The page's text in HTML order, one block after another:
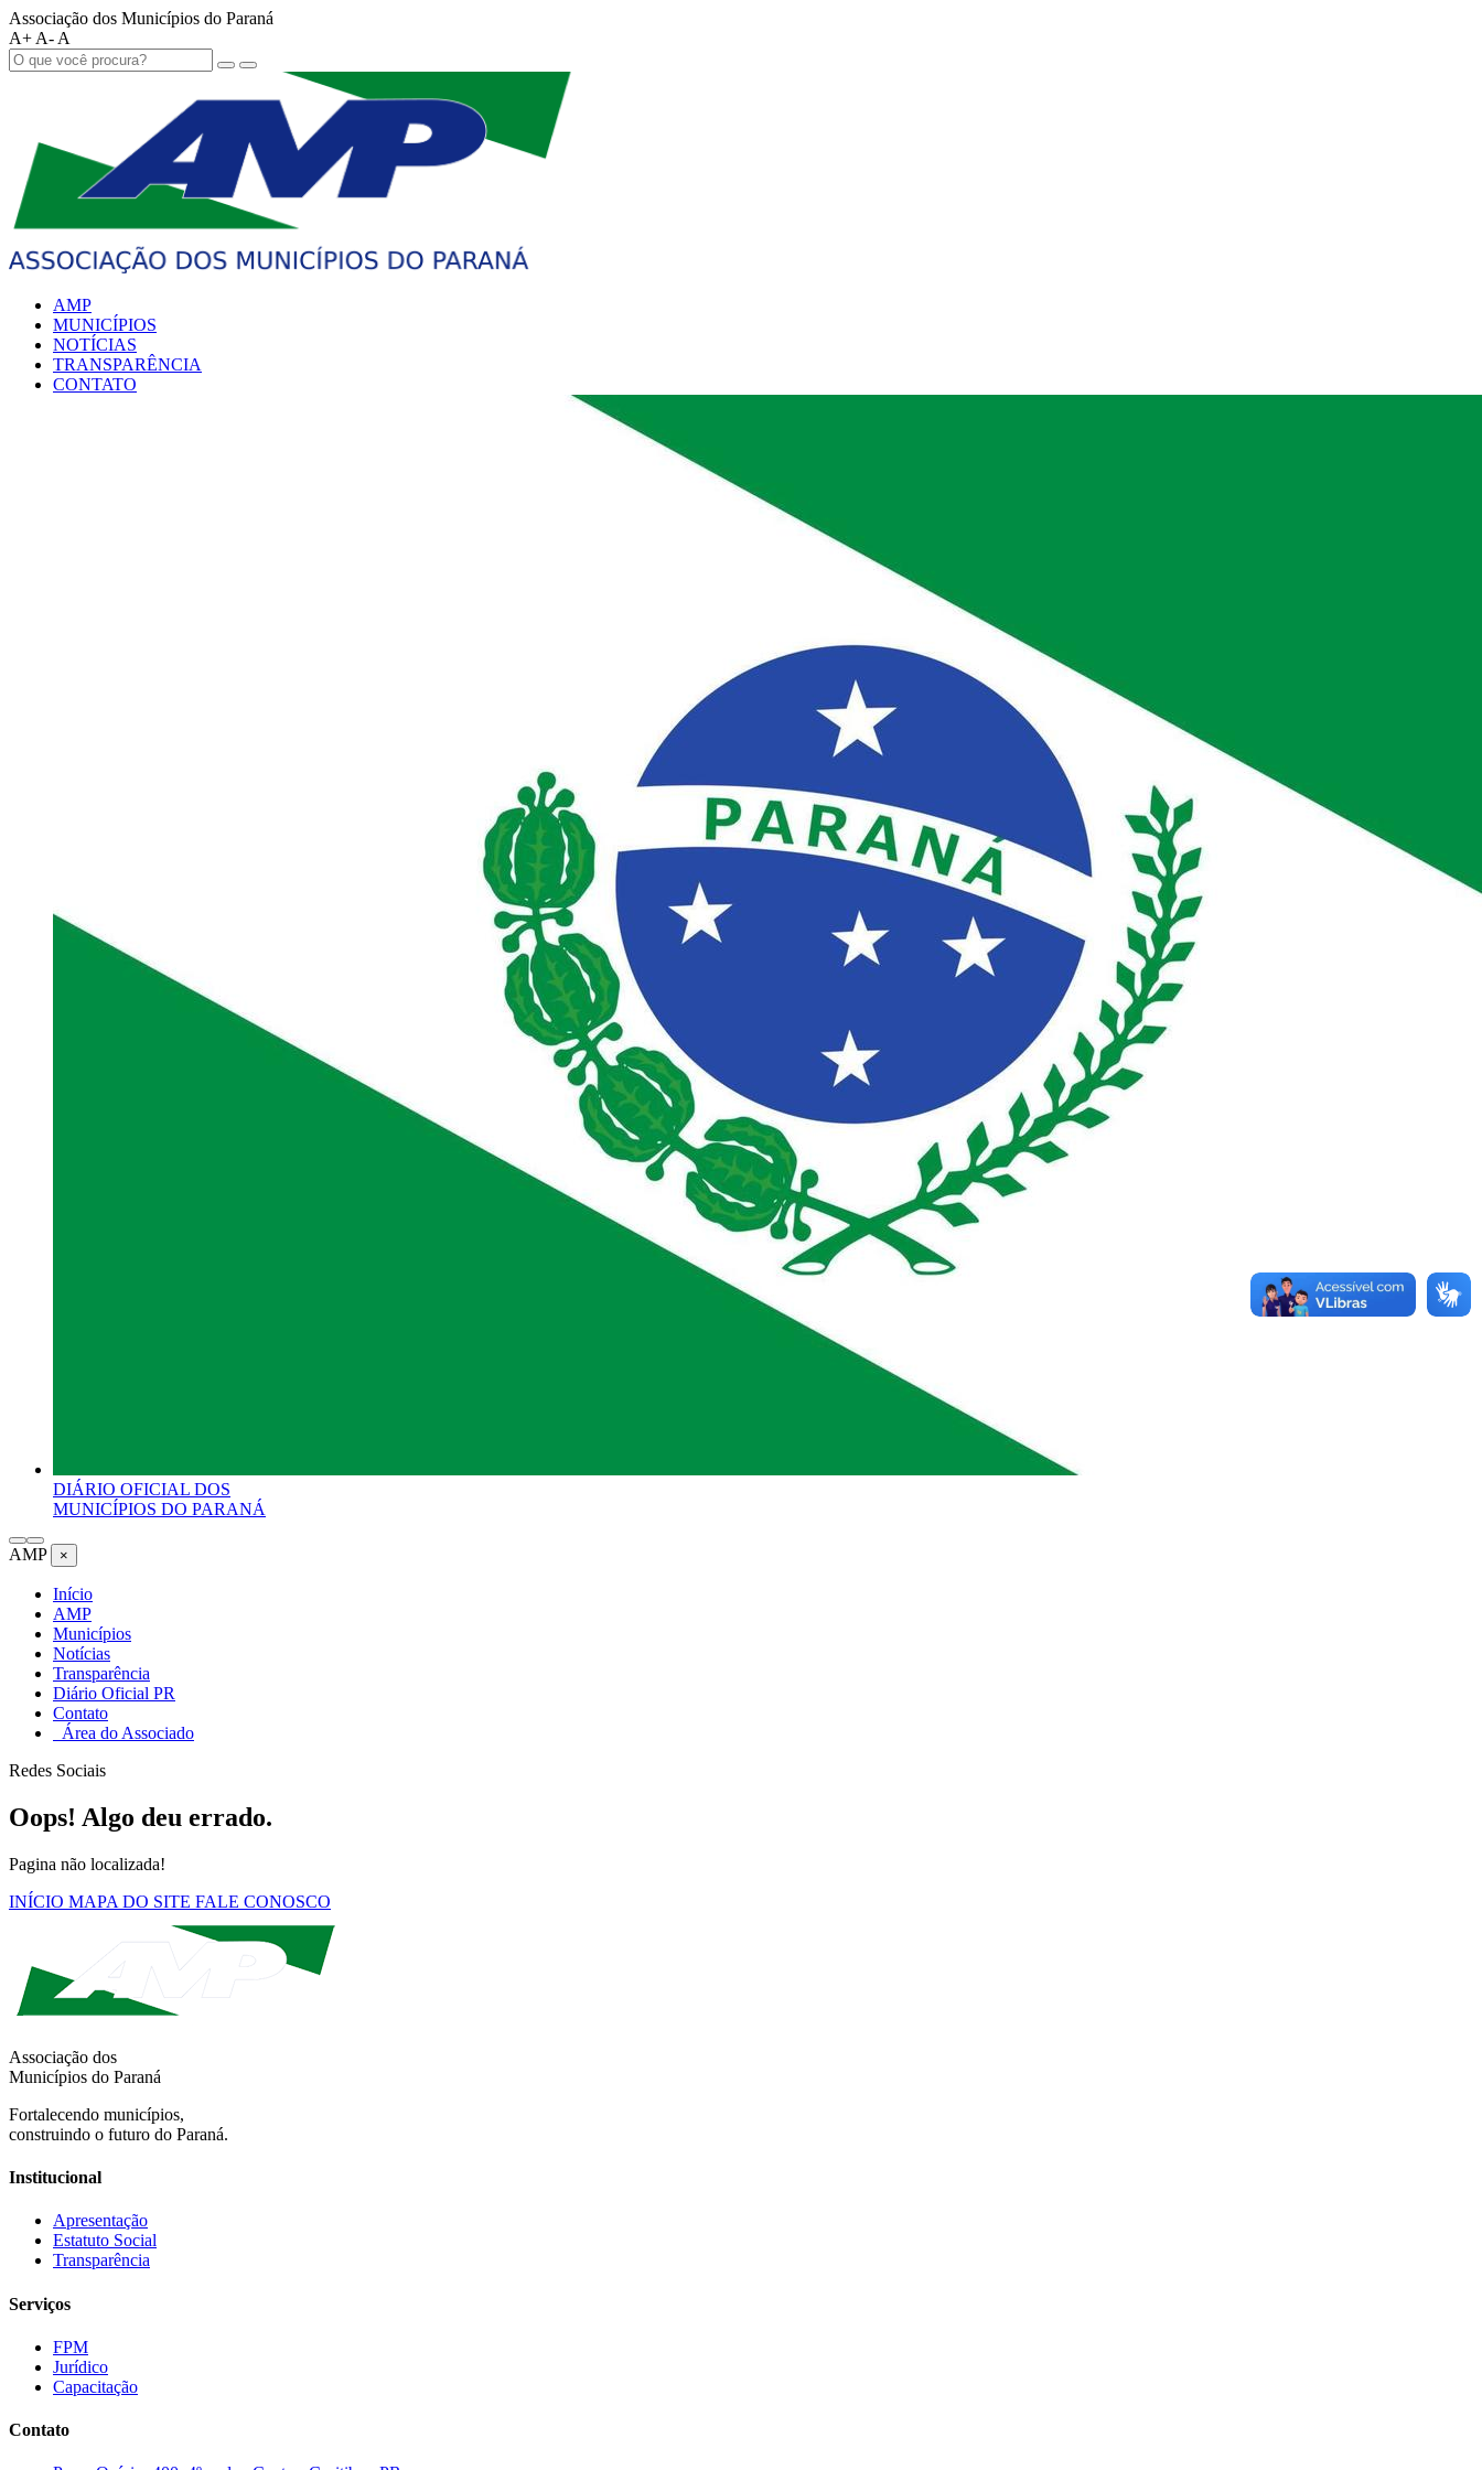
Associação dos Municípios do Paraná
A+ A- A
AMP
MUNICÍPIOS
NOTÍCIAS
TRANSPARÊNCIA
CONTATO
DIÁRIO OFICIAL DOS
MUNICÍPIOS DO PARANÁ
AMP ×
Início
AMP
Municípios
Notícias
Transparência
Diário Oficial PR
Contato
Área do Associado
Redes Sociais
Oops! Algo deu errado.
Pagina não localizada!
INÍCIO MAPA DO SITE FALE CONOSCO
Associação dos
Municípios do Paraná
Fortalecendo municípios,
construindo o futuro do Paraná.
Institucional
Apresentação
Estatuto Social
Transparência
Serviços
FPM
Jurídico
Capacitação
Contato